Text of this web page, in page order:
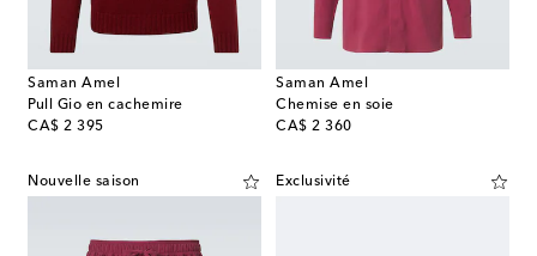
Saman Amel
Pull Gio en cachemire
CA$ 2 395
original price
Saman Amel
Chemise en soie
CA$ 2 360
original price
Nouvelle saison Exclusivité